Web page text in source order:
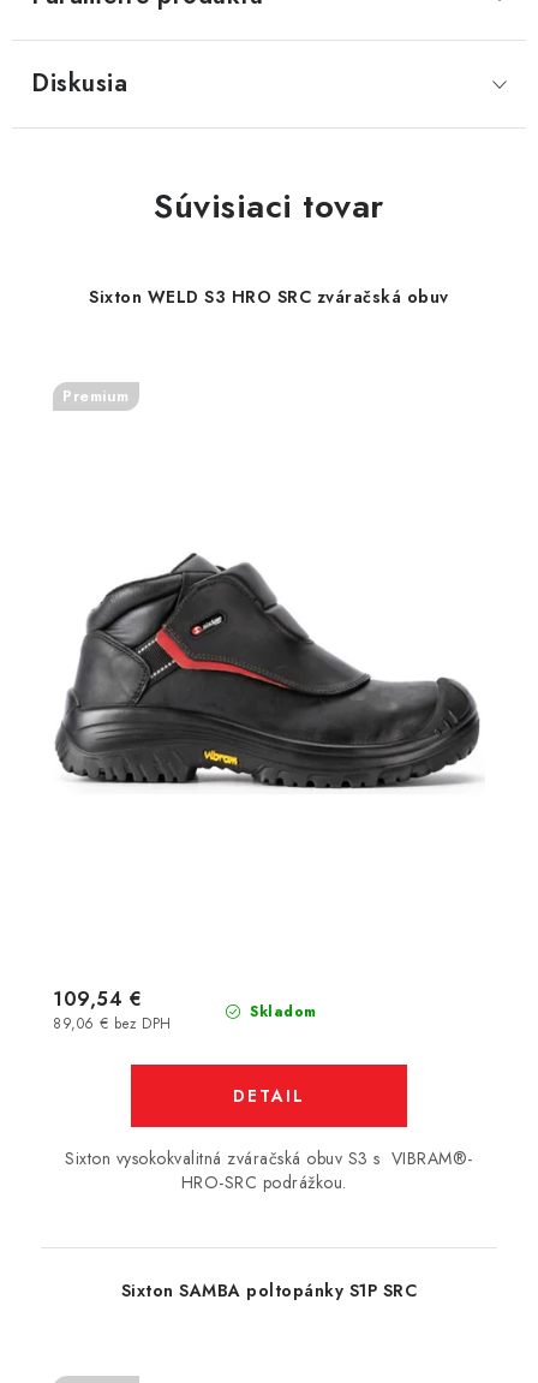
Diskusia
Súvisiaci tovar
Sixton WELD S3 HRO SRC zváračská obuv
Premium
Skladom
89,06 € bez DPH
109,54 €
DETAIL
Sixton vysokokvalitná zváračská obuv S3 s VIBRAM®-
HRO-SRC podrážkou.
Sixton SAMBA poltopánky S1P SRC